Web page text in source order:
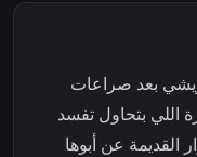
ريشي بعد صراعات
اللي بتحاول تفسد
القديمة عن أبوها